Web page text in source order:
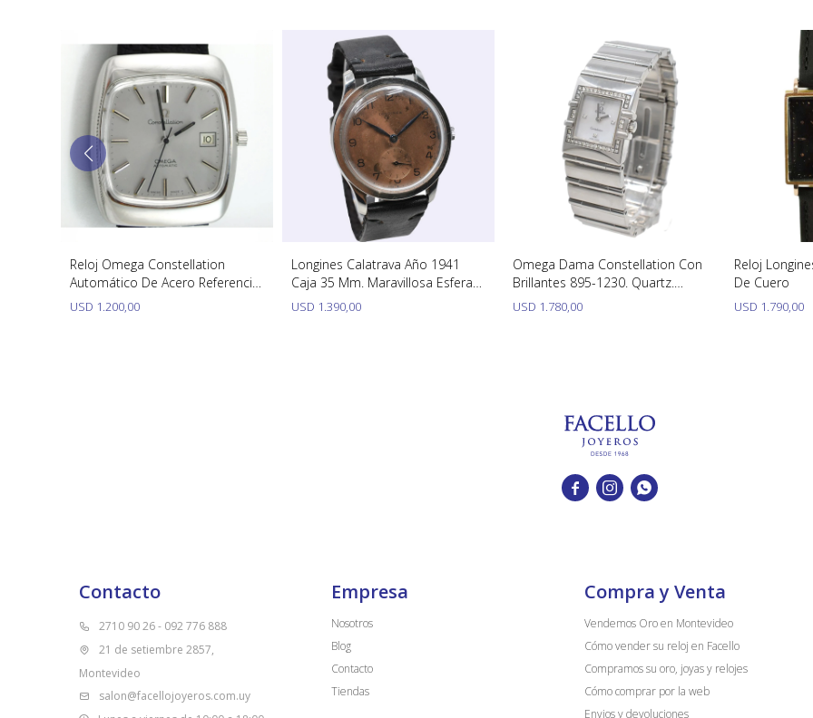
Reloj Omega Constellation
Automático De Acero Referencia
198.0062 Calibre 1012
USD 1.200,00
Longines Calatrava Año 1941
Caja 35 Mm. Maravillosa Esfera
Rosa
USD 1.390,00
Omega Dama Constellation Con
Brillantes 895-1230. Quartz.
Acero Inox.
USD 1.780,00
Reloj
De Cuero
USD 1.790,00
  
Contacto
2710 90 26 - 092 776 888
21 de setiembre 2857,
Montevideo
salon@facellojoyeros.com.uy
Empresa
Nosotros
Blog
Contacto
Tiendas
Compra y Venta
Vendemos Oro en Montevideo
Cómo vender su reloj en Facello
Compramos su oro, joyas y relojes
Cómo comprar por la web
Envios y devoluciones